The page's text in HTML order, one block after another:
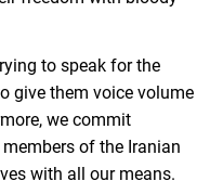
to speak for the
give them voice volume
we commit
of the Iranian
with all our means.